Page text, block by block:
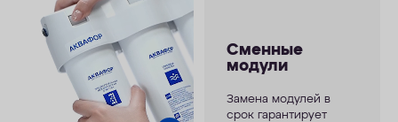
Сменные
модули
Замена модулей в
срок гарантирует